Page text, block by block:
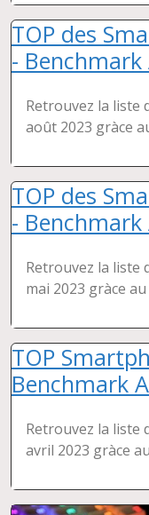
TOP des
-
Retrouvez la liste
août 2023 gràce
TOP des
-
Retrouvez la liste
mai 2023 gràce
TOP
Benchmark
Retrouvez la liste
avril 2023 gràce